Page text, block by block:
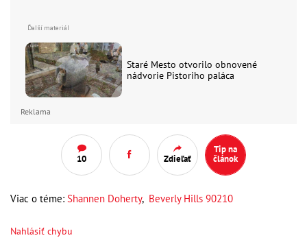
Staré Mesto otvorilo obnovené
nádvorie Pistoriho paláca
Reklama
10 Zdieľať
Tip na
článok
Viac o téme: Shannen Doherty, Beverly Hills 90210
Nahlásiť chybu